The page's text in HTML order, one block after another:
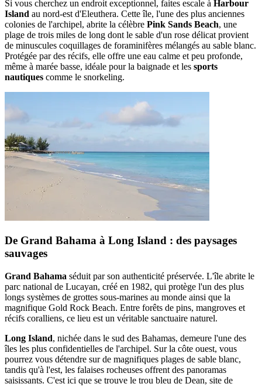
Si vous cherchez un endroit exceptionnel, faites escale à Harbour
Island au nord-est d'Eleuthera. Cette île, l'une des plus anciennes
colonies de l'archipel, abrite la célèbre Pink Sands Beach, une
plage de trois miles de long dont le sable d'un rose délicat provient
de minuscules coquillages de foraminifères mélangés au sable blanc.
Protégée par des récifs, elle offre une eau calme et peu profonde,
même à marée basse, idéale pour la baignade et les sports
nautiques comme le snorkeling.
De Grand Bahama à Long Island : des paysages
sauvages
Grand Bahama séduit par son authenticité préservée. L'île abrite le
parc national de Lucayan, créé en 1982, qui protège l'un des plus
longs systèmes de grottes sous-marines au monde ainsi que la
magnifique Gold Rock Beach. Entre forêts de pins, mangroves et
récifs coralliens, ce lieu est un véritable sanctuaire naturel.
Long Island, nichée dans le sud des Bahamas, demeure l'une des
îles les plus confidentielles de l'archipel. Sur la côte ouest, vous
pourrez vous détendre sur de magnifiques plages de sable blanc,
tandis qu'à l'est, les falaises rocheuses offrent des panoramas
saisissants. C'est ici que se trouve le trou bleu de Dean, site de